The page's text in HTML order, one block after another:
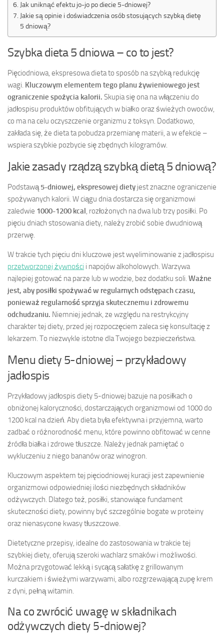
Jak uniknąć efektu jo-jo po diecie 5-dniowej?
Jakie są opinie i doświadczenia osób stosujących szybką dietę
5 dniową?
Szybka dieta 5 dniowa – co to jest?
Pięciodniowa, ekspresowa dieta to sposób na szybką redukcję
wagi. Kluczowym elementem tego planu żywieniowego jest
ograniczenie spożycia kalorii. Skupia się ona na włączeniu do
jadłospisu produktów obfitujących w białko oraz świeżych owoców,
co ma na celu oczyszczenie organizmu z toksyn. Dodatkowo,
zakłada się, że dieta ta pobudza przemianę materii, a w efekcie –
wspiera szybkie pozbycie się zbędnych kilogramów.
Jakie zasady rządzą szybką dietą 5 dniową?
Podstawą5-dniowej, ekspresowej diety jest znaczne ograniczenie
spożywanych kalorii. W ciągu dnia dostarcza się organizmowi
zaledwie 1000-1200 kcal, rozłożonych na dwa lub trzy posiłki. Po
pięciu dniach stosowania diety, należy zrobić sobie dwudniową
przerwę.
W trakcie tych pięciu dni kluczowe jest wyeliminowanie z jadłospisu
przetworzonej żywności i napojów alkoholowych. Warzywa
najlepiej gotować na parze lub w wodzie, bez dodatku soli. Ważne
jest, aby posiłki spożywać w regularnych odstępach czasu,
ponieważ regularność sprzyja skutecznemu i zdrowemu
odchudzaniu. Niemniej jednak, ze względu na restrykcyjny
charakter tej diety, przed jej rozpoczęciem zaleca się konsultację z
lekarzem. To niezwykle istotne dla Twojego bezpieczeństwa.
Menu diety 5-dniowej – przykładowy
jadłospis
Przykładowy jadłospis diety 5-dniowej bazuje na posiłkach o
obniżonej kaloryczności, dostarczających organizmowi od 1000 do
1200 kcal na dzień. Aby dieta była efektywna i przyjemna, warto
zadbać o różnorodność menu, które powinno obfitować w cenne
źródła białka i zdrowe tłuszcze. Należy jednak pamiętać o
wykluczeniu z niego bananów oraz winogron.
Kluczowym aspektem tej pięciodniowej kuracji jest zapewnienie
organizmowi odpowiedniej ilości niezbędnych składników
odżywczych. Dlatego też, posiłki, stanowiące fundament
skuteczności diety, powinny być szczególnie bogate w proteiny
oraz nienasycone kwasy tłuszczowe.
Dietetyczne przepisy, idealne do zastosowania w trakcie tej
szybkiej diety, oferują szeroki wachlarz smaków i możliwości.
Można przygotować lekką i sycącą sałatkę z grillowanym
kurczakiem i świeżymi warzywami, albo rozgrzewającą zupę krem
z dyni, pełną witamin.
Na co zwrócić uwagę w składnikach
odżywczych diety 5-dniowej?